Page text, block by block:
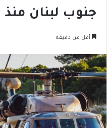
جنوب لبنان منذ
أقل من دقيقة